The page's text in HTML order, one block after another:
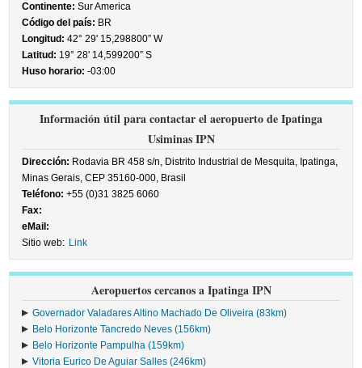
Continente: Sur America
Código del país: BR
Longitud: 42° 29' 15,298800” W
Latitud: 19° 28' 14,599200” S
Huso horario: -03:00
Información útil para contactar el aeropuerto de Ipatinga
Usiminas IPN
Dirección: Rodavia BR 458 s/n, Distrito Industrial de Mesquita, Ipatinga,
Minas Gerais, CEP 35160-000, Brasil
Teléfono: +55 (0)31 3825 6060
Fax:
eMail:
Sitio web: Link
Aeropuertos cercanos a Ipatinga IPN
Governador Valadares Altino Machado De Oliveira (83km)
Belo Horizonte Tancredo Neves (156km)
Belo Horizonte Pampulha (159km)
Vitoria Eurico De Aguiar Salles (246km)